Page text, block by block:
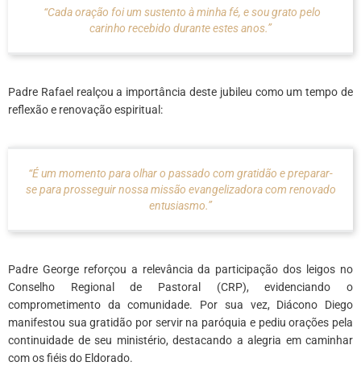
“Cada oração foi um sustento à minha fé, e sou grato pelo
carinho recebido durante estes anos.”
Padre Rafael realçou a importância deste jubileu como um tempo de
reflexão e renovação espiritual:
“É um momento para olhar o passado com gratidão e preparar-
se para prosseguir nossa missão evangelizadora com renovado
entusiasmo.”
Padre George reforçou a relevância da participação dos leigos no
Conselho Regional de Pastoral (CRP), evidenciando o
comprometimento da comunidade. Por sua vez, Diácono Diego
manifestou sua gratidão por servir na paróquia e pediu orações pela
continuidade de seu ministério, destacando a alegria em caminhar
com os fiéis do Eldorado.